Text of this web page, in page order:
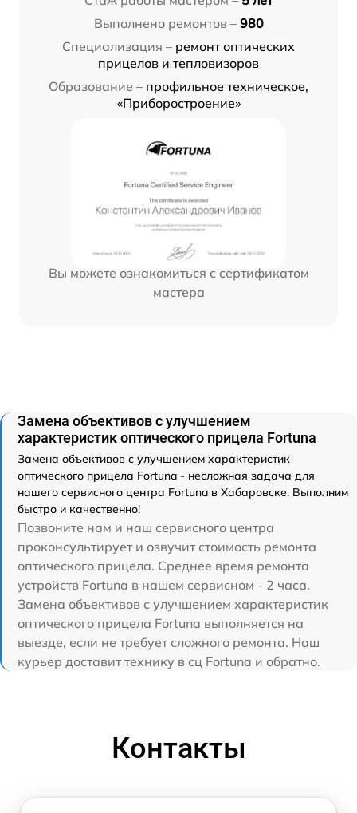
Выполнено ремонтов – 980
Специализация – ремонт оптических
прицелов и тепловизоров
Образование – профильное техническое,
«Приборостроение»
Вы можете ознакомиться с сертификатом
мастера
Замена объективов с улучшением
характеристик оптического прицела Fortuna
Замена объективов с улучшением характеристик
оптического прицела Fortuna - несложная задача для
нашего сервисного центра Fortuna в Хабаровске. Выполним
быстро и качественно!
Позвоните нам и наш сервисного центра
проконсультирует и озвучит стоимость ремонта
оптического прицела. Среднее время ремонта
устройств Fortuna в нашем сервисном - 2 часа.
Замена объективов с улучшением характеристик
оптического прицела Fortuna выполняется на
выезде, если не требует сложного ремонта. Наш
курьер доставит технику в сц Fortuna и обратно.
Контакты